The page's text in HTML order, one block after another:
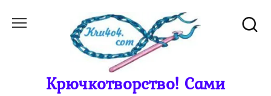
Крючкотворство! Сами